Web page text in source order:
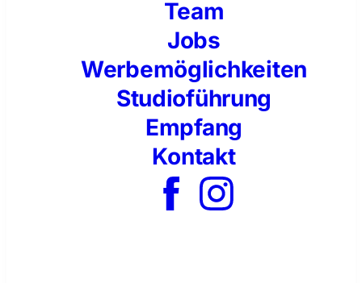
Team
Jobs
Werbemöglichkeiten
Studioführung
Empfang
Kontakt